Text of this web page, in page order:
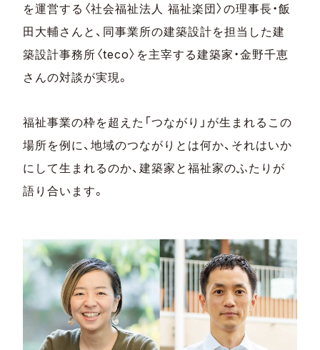
を運営する〈社会福祉法人 福祉楽団〉の理事長・飯
田大輔さんと、同事業所の建築設計を担当した建
築設計事務所〈teco〉を主宰する建築家・金野千恵
さんの対談が実現。
福祉事業の枠を超えた「つながり」が生まれるこの
場所を例に、地域のつながりとは何か、それはいか
にして生まれるのか、建築家と福祉家のふたりが
語り合います。